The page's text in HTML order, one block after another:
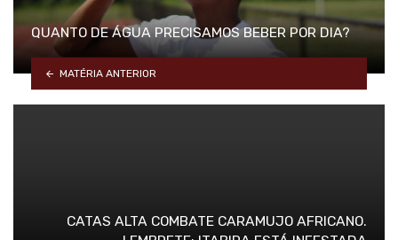
QUANTO DE ÁGUA PRECISAMOS BEBER POR DIA?
MATÉRIA ANTERIOR
CATAS ALTA COMBATE CARAMUJO AFRICANO.